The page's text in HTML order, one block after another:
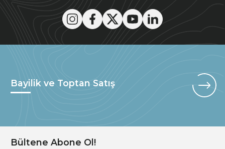
Bayilik ve Toptan Satış
Bültene Abone Ol!